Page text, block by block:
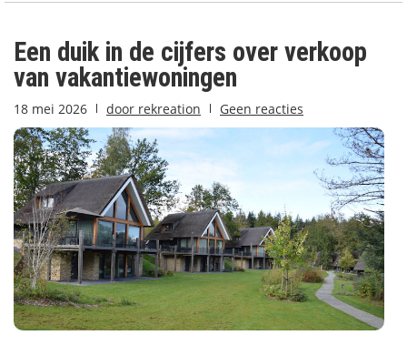
Een duik in de cijfers over verkoop
van vakantiewoningen
18 mei 2026 door rekreation Geen reacties